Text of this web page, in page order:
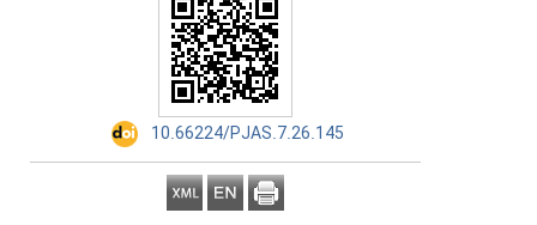
‎ 10.66224/PJAS.7.26.145